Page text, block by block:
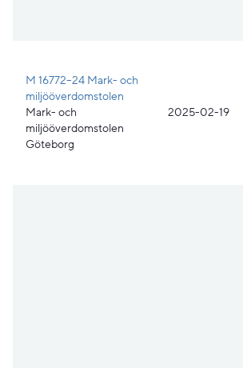
M 16772–24 Mark- och
miljööverdomstolen
Mark- och
miljööverdomstolen
Göteborg
2025-02-19